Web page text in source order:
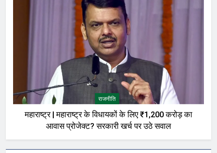
राजनीति
महाराष्ट्र | महाराष्ट्र के विधायकों के लिए ₹1,200 करोड़ का
आवास प्रोजेक्ट? सरकारी खर्च पर उठे सवाल